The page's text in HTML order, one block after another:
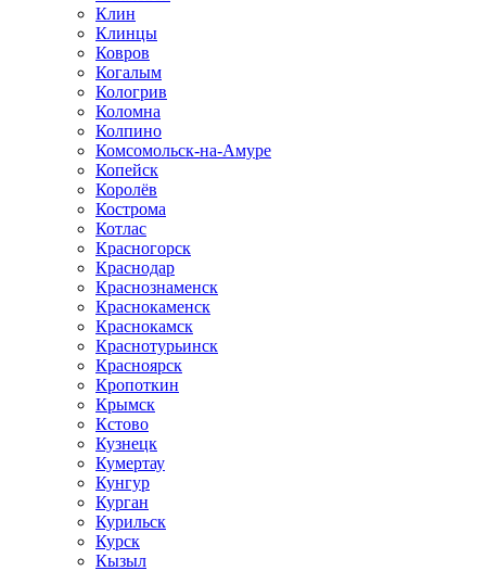
Клин
Клинцы
Ковров
Когалым
Кологрив
Коломна
Колпино
Комсомольск-на-Амуре
Копейск
Королёв
Кострома
Котлас
Красногорск
Краснодар
Краснознаменск
Краснокаменск
Краснокамск
Краснотурьинск
Красноярск
Кропоткин
Крымск
Кстово
Кузнецк
Кумертау
Кунгур
Курган
Курильск
Курск
Кызыл